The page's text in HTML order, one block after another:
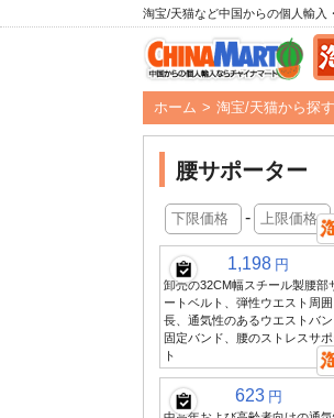
淘宝/天猫など中国からの個人輸入
ホーム > 淘宝/天猫から探す
腰サポーター
-
1,198 円
卸売の32CM幅スチール製腰部
ートベルト、弾性ウエスト周囲
長、通気性のあるウエストバン
固定バンド、腰のストレスサポ
ト
623 円